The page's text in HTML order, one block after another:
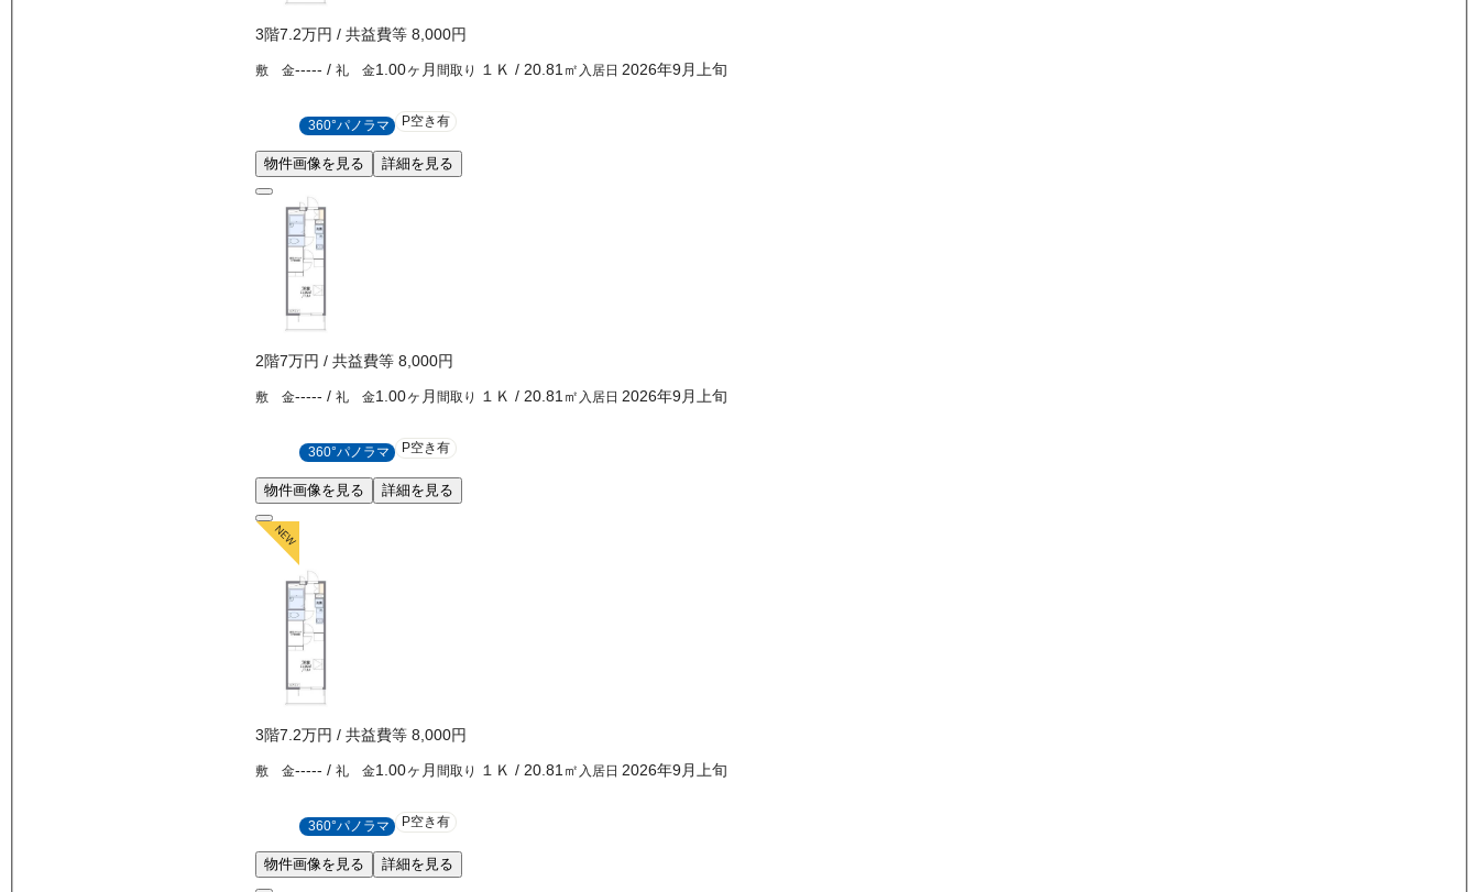
3階7.2万円 / 共益費等 8,000円
敷 金----- / 礼 金1.00ヶ月 間取り １Ｋ / 20.81㎡ 入居日 2026年9月上旬
360°パノラマ P空き有
物件画像を見る 詳細を見る
2階7万円 / 共益費等 8,000円
敷 金----- / 礼 金1.00ヶ月 間取り １Ｋ / 20.81㎡ 入居日 2026年9月上旬
360°パノラマ P空き有
物件画像を見る 詳細を見る
3階7.2万円 / 共益費等 8,000円
敷 金----- / 礼 金1.00ヶ月 間取り １Ｋ / 20.81㎡ 入居日 2026年9月上旬
360°パノラマ P空き有
物件画像を見る 詳細を見る